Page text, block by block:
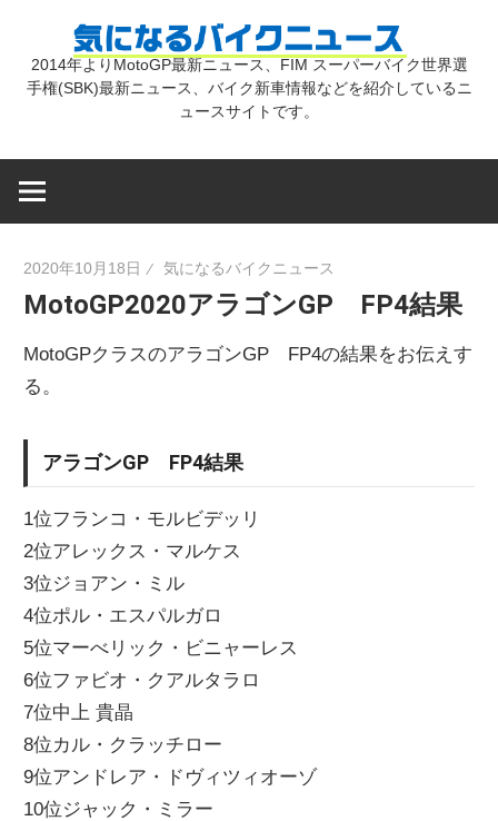
気
バ
2014年よりMotoGP最新ニュース、FIM スーパーバイク世界選
手権(SBK)最新ニュース、バイク新車情報などを紹介しているニ
ュースサイトです。
2020年10月18日 気になるバイクニュース
MotoGP2020アラゴンGP FP4結果
MotoGPクラスのアラゴンGP FP4の結果をお伝えす
る。
アラゴンGP FP4結果
1位フランコ・モルビデッリ
2位アレックス・マルケス
3位ジョアン・ミル
4位ポル・エスパルガロ
5位マーべリック・ビニャーレス
6位ファビオ・クアルタラロ
7位中上 貴晶
8位カル・クラッチロー
9位アンドレア・ドヴィツィオーゾ
10位ジャック・ミラー